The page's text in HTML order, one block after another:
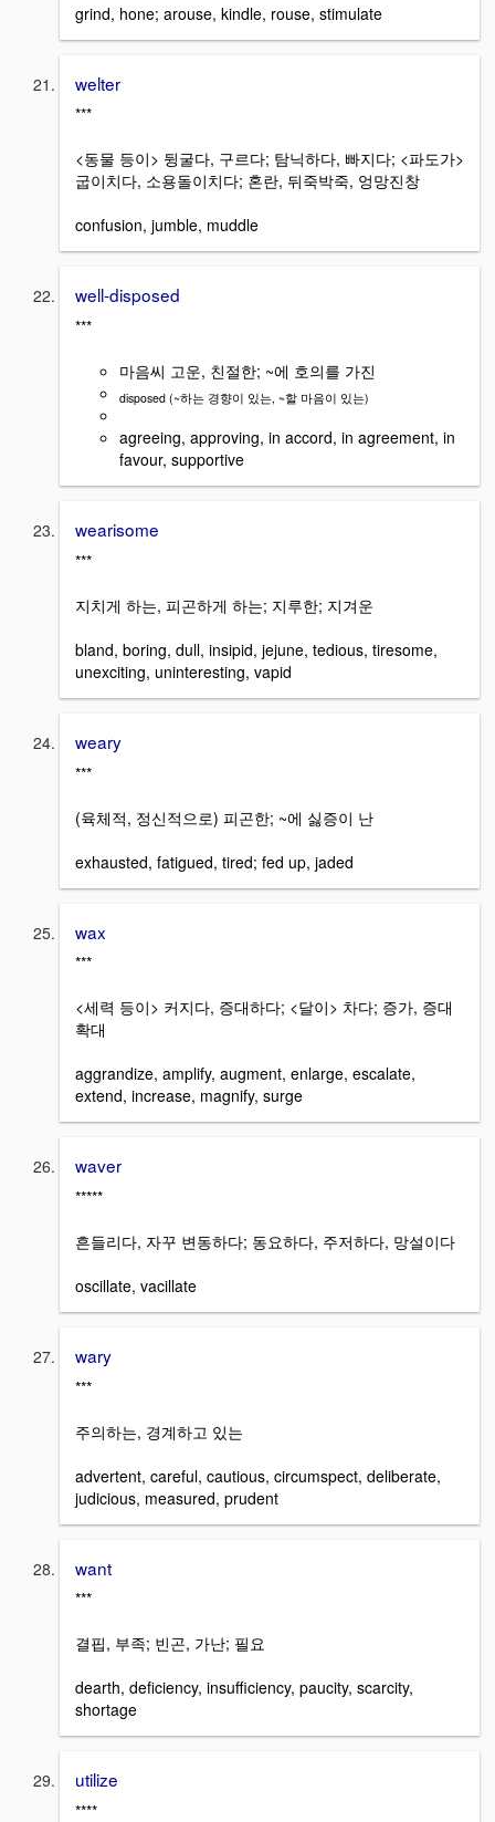
grind, hone; arouse, kindle, rouse, stimulate
welter
***
<동물 등이> 뒹굴다, 구르다; 탐닉하다, 빠지다; <파도가>
굽이치다, 소용돌이치다; 혼란, 뒤죽박죽, 엉망진창
confusion, jumble, muddle
well-disposed
***
마음씨 고운, 친절한; ~에 호의를 가진
disposed (~하는 경향이 있는, ~할 마음이 있는)
agreeing, approving, in accord, in agreement, in
favour, supportive
wearisome
***
지치게 하는, 피곤하게 하는; 지루한; 지겨운
bland, boring, dull, insipid, jejune, tedious, tiresome,
unexciting, uninteresting, vapid
weary
***
(육체적, 정신적으로) 피곤한; ~에 싫증이 난
exhausted, fatigued, tired; fed up, jaded
wax
***
<세력 등이> 커지다, 증대하다; <달이> 차다; 증가, 증대
확대
aggrandize, amplify, augment, enlarge, escalate,
extend, increase, magnify, surge
waver
*****
흔들리다, 자꾸 변동하다; 동요하다, 주저하다, 망설이다
oscillate, vacillate
wary
***
주의하는, 경계하고 있는
advertent, careful, cautious, circumspect, deliberate,
judicious, measured, prudent
want
***
결핍, 부족; 빈곤, 가난; 필요
dearth, deficiency, insufficiency, paucity, scarcity,
shortage
utilize
****